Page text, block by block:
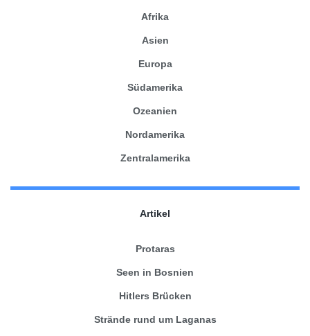
Afrika
Asien
Europa
Südamerika
Ozeanien
Nordamerika
Zentralamerika
Artikel
Protaras
Seen in Bosnien
Hitlers Brücken
Strände rund um Laganas